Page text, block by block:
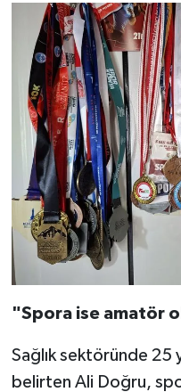
"Spora ise amatör
Sağlık sektöründe 25
belirten Ali Doğru,